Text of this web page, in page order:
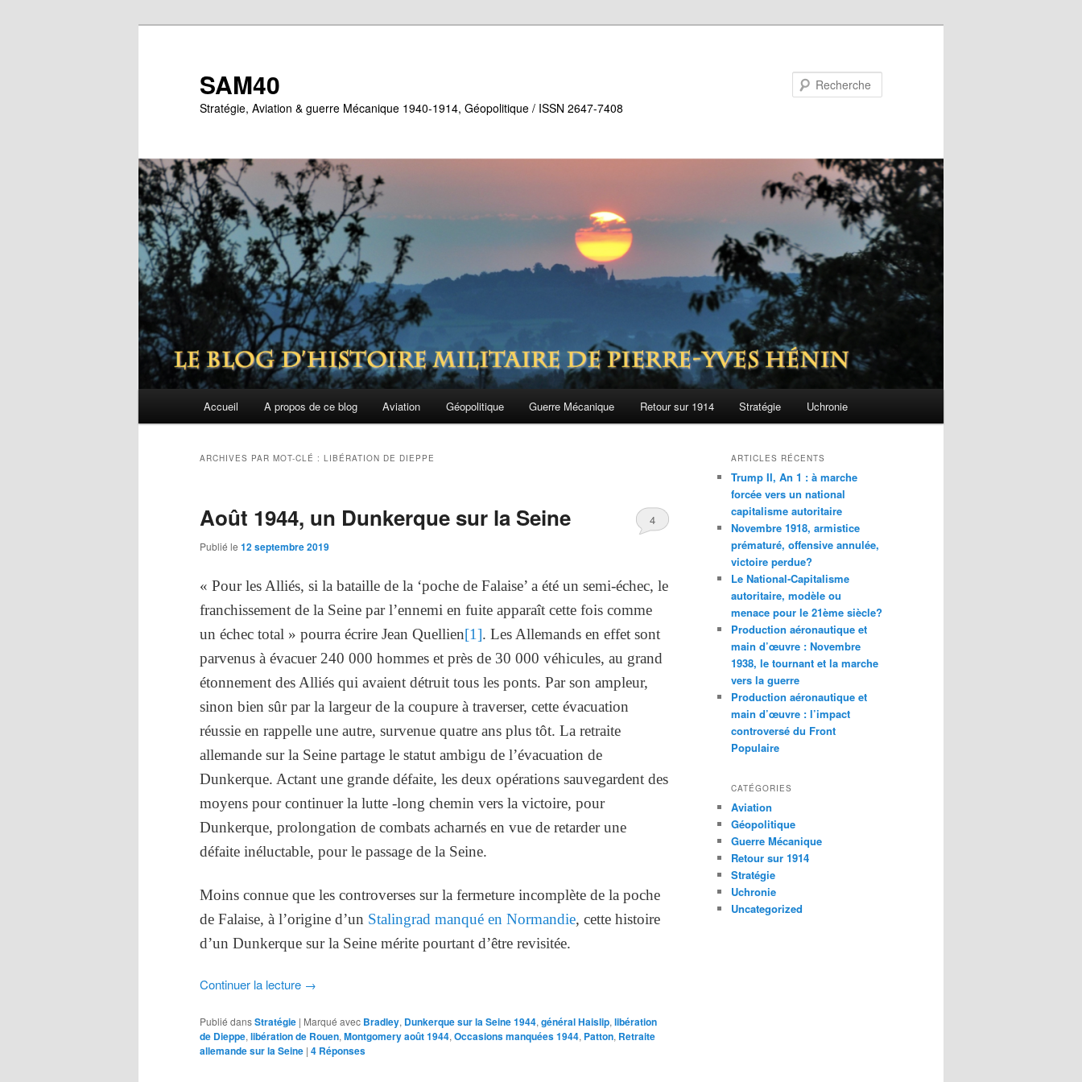
SAM40
Stratégie, Aviation & guerre Mécanique 1940-1914, Géopolitique / ISSN 2647-7408
Accueil A propos de ce blog Aviation Géopolitique Guerre Mécanique Retour sur 1914 Stratégie Uchronie
ARCHIVES PAR MOT-CLÉ : LIBÉRATION DE DIEPPE
Août 1944, un Dunkerque sur la Seine
Publié le 12 septembre 2019
4
« Pour les Alliés, si la bataille de la ‘poche de Falaise’ a été un semi-échec, le
franchissement de la Seine par l’ennemi en fuite apparaît cette fois comme
un échec total » pourra écrire Jean Quellien[1]. Les Allemands en effet sont
parvenus à évacuer 240 000 hommes et près de 30 000 véhicules, au grand
étonnement des Alliés qui avaient détruit tous les ponts. Par son ampleur,
sinon bien sûr par la largeur de la coupure à traverser, cette évacuation
réussie en rappelle une autre, survenue quatre ans plus tôt. La retraite
allemande sur la Seine partage le statut ambigu de l’évacuation de
Dunkerque. Actant une grande défaite, les deux opérations sauvegardent des
moyens pour continuer la lutte -long chemin vers la victoire, pour
Dunkerque, prolongation de combats acharnés en vue de retarder une
défaite inéluctable, pour le passage de la Seine.
Moins connue que les controverses sur la fermeture incomplète de la poche
de Falaise, à l’origine d’un Stalingrad manqué en Normandie, cette histoire
d’un Dunkerque sur la Seine mérite pourtant d’être revisitée.
Continuer la lecture →
Publié dansStratégie | Marqué avec Bradley, Dunkerque sur la Seine 1944, général Haislip, libération
de Dieppe, libération de Rouen, Montgomery août 1944, Occasions manquées 1944, Patton, Retraite
allemande sur la Seine | 4 Réponses
ARTICLES RÉCENTS
Trump II, An 1 : à marche
forcée vers un national
capitalisme autoritaire
Novembre 1918, armistice
prématuré, offensive annulée,
victoire perdue?
Le National-Capitalisme
autoritaire, modèle ou
menace pour le 21ème siècle?
Production aéronautique et
main d’œuvre : Novembre
1938, le tournant et la marche
vers la guerre
Production aéronautique et
main d’œuvre : l’impact
controversé du Front
Populaire
CATÉGORIES
Aviation
Géopolitique
Guerre Mécanique
Retour sur 1914
Stratégie
Uchronie
Uncategorized